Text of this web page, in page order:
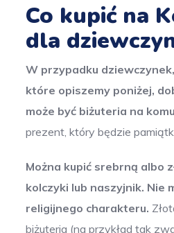
Co kupić na
dla
W przypadku
które opiszemy poniżej,
może być biżuteria na
prezent, który będzie
Można kupić srebrną albo
kolczyki lub naszyjnik. Nie
religijnego charakteru.
biżuteria (na przykład tak